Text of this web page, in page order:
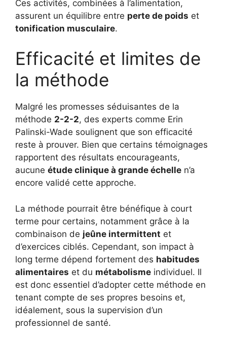
Ces activités, combinées à l’alimentation,
assurent un équilibre entre perte de poids et
tonification musculaire.
Efficacité et limites de
la méthode
Malgré les promesses séduisantes de la
méthode 2-2-2, des experts comme Erin
Palinski-Wade soulignent que son efficacité
reste à prouver. Bien que certains témoignages
rapportent des résultats encourageants,
aucune étude clinique à grande échelle n’a
encore validé cette approche.
La méthode pourrait être bénéfique à court
terme pour certains, notamment grâce à la
combinaison de jeûne intermittent et
d’exercices ciblés. Cependant, son impact à
long terme dépend fortement des habitudes
alimentaires et du métabolisme individuel. Il
est donc essentiel d’adopter cette méthode en
tenant compte de ses propres besoins et,
idéalement, sous la supervision d’un
professionnel de santé.